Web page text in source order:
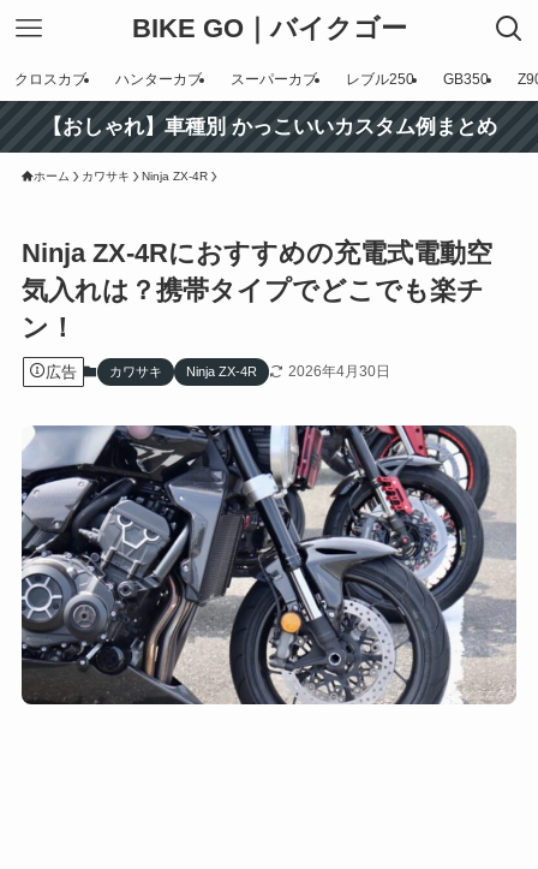
BIKE GO｜バイクゴー
クロスカブ ハンターカブ スーパーカブ レブル250 GB350
【おしゃれ】車種別 かっこいいカスタム例まとめ
ホーム カワサキ Ninja ZX-4R
Ninja ZX-4Rにおすすめの充電式電動空
気入れは？携帯タイプでどこでも楽チ
ン！
広告 カワサキ Ninja ZX-4R 2026年4月30日